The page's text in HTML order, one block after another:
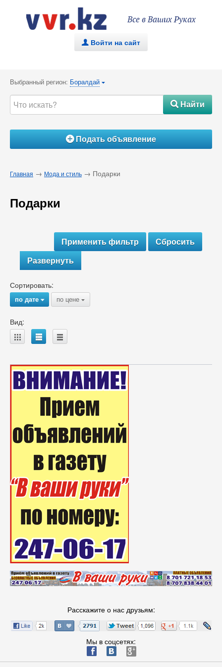
Все в Ваших Руках
. Войти на сайт
Выбранный регион: Боралдай {
#Найти
ÁПодать объявление
Главная → Мода и стиль → Подарки
Подарки
Развернуть
Сортировать:
по дате{ по цене {
Вид:
A B C
Расскажите о нас друзьям:
Мы в соцсетях:
ä æ è